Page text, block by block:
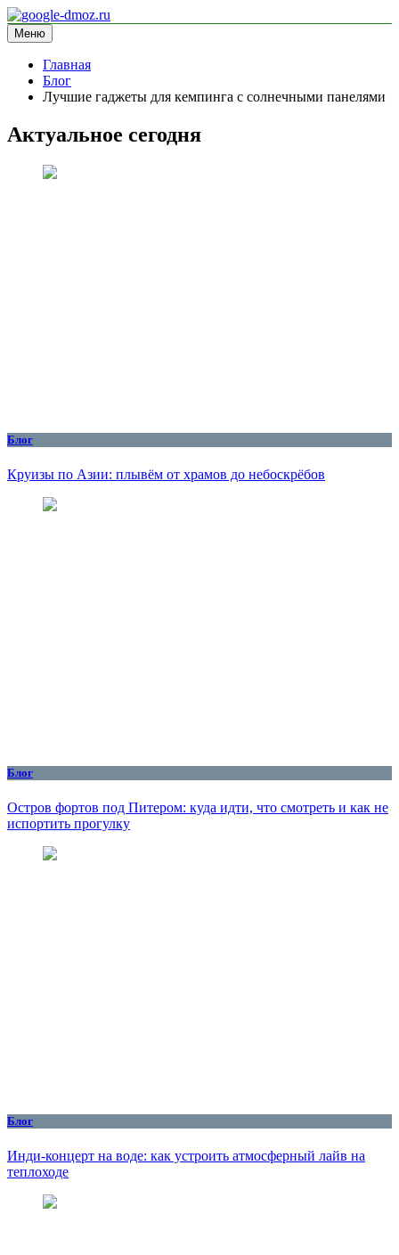
Перейти
к
содержимому
google-dmoz.ru
информационный сайт
Меню
Главная
Блог
Лучшие гаджеты для кемпинга с солнечными панелями
Актуальное сегодня
Блог
Круизы по Азии: плывём от храмов до небоскрёбов
Блог
Остров фортов под Питером: куда идти, что смотреть и как не
испортить прогулку
Блог
Инди-концерт на воде: как устроить атмосферный лайв на
теплоходе